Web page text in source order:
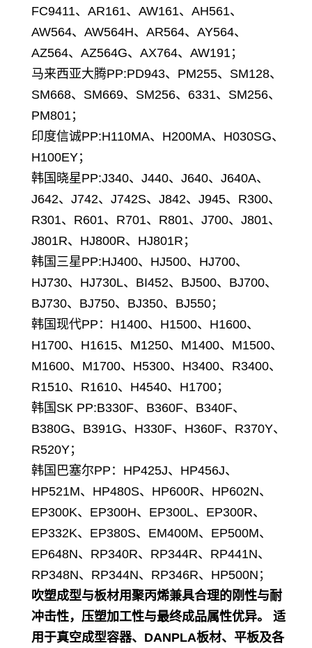
FC9411、AR161、AW161、AH561、
AW564、AW564H、AR564、AY564、
AZ564、AZ564G、AX764、AW191；
马来西亚大腾PP:PD943、PM255、SM128、
SM668、SM669、SM256、6331、SM256、
PM801；
印度信诚PP:H110MA、H200MA、H030SG、
H100EY；
韩国晓星PP:J340、J440、J640、J640A、
J642、J742、J742S、J842、J945、R300、
R301、R601、R701、R801、J700、J801、
J801R、HJ800R、HJ801R；
韩国三星PP:HJ400、HJ500、HJ700、
HJ730、HJ730L、BI452、BJ500、BJ700、
BJ730、BJ750、BJ350、BJ550；
韩国现代PP：H1400、H1500、H1600、
H1700、H1615、M1250、M1400、M1500、
M1600、M1700、H5300、H3400、R3400、
R1510、R1610、H4540、H1700；
韩国SK PP:B330F、B360F、B340F、
B380G、B391G、H330F、H360F、R370Y、
R520Y；
韩国巴塞尔PP：HP425J、HP456J、
HP521M、HP480S、HP600R、HP602N、
EP300K、EP300H、EP300L、EP300R、
EP332K、EP380S、EM400M、EP500M、
EP648N、RP340R、RP344R、RP441N、
RP348N、RP344N、RP346R、HP500N；
吹塑成型与板材用聚丙烯兼具合理的刚性与耐
冲击性，压塑加工性与最终成品属性优异。 适
用于真空成型容器、DANPLA板材、平板及各